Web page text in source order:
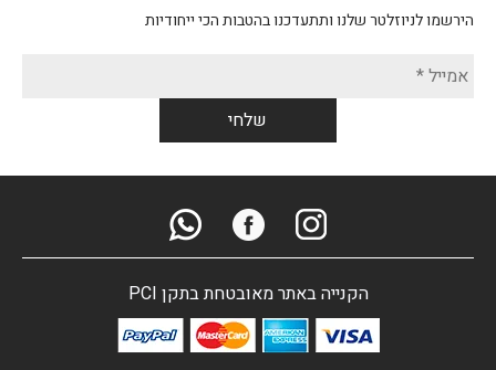
הירשמו לניוזלטר שלנו ותתעדכנו בהטבות הכי ייחודיות
הקנייה באתר מאובטחת בתקן PCI